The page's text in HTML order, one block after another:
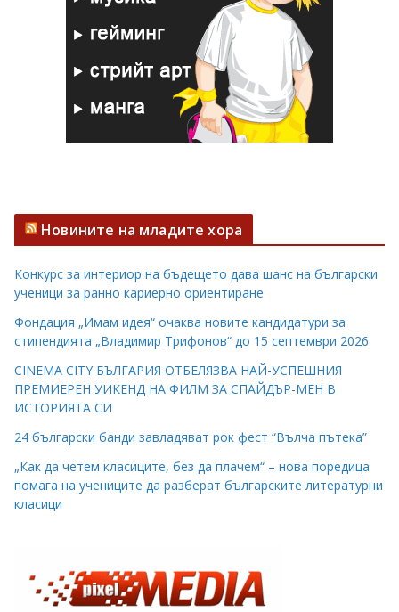
Новините на младите хора
Конкурс за интериор на бъдещето дава шанс на български
ученици за ранно кариерно ориентиране
Фондация „Имам идея“ очаква новите кандидатури за
стипендията „Владимир Трифонов“ до 15 септември 2026
CINEMA CITY БЪЛГАРИЯ ОТБЕЛЯЗВА НАЙ-УСПЕШНИЯ
ПРЕМИЕРЕН УИКЕНД НА ФИЛМ ЗА СПАЙДЪР-МЕН В
ИСТОРИЯТА СИ
24 български банди завладяват рок фест “Вълча пътека”
„Как да четем класиците, без да плачем“ – нова поредица
помага на учениците да разберат българските литературни
класици